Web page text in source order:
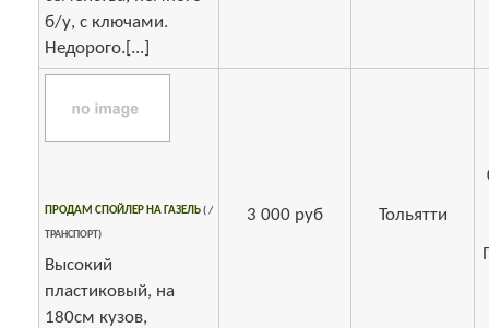
б/у, с ключами.
Недорого.[...]
ПРОДАМ СПОЙЛЕР НА ГАЗЕЛЬ( /
ТРАНСПОРТ)
Высокий
пластиковый, на
180см кузов,
3 000 руб Тольятти